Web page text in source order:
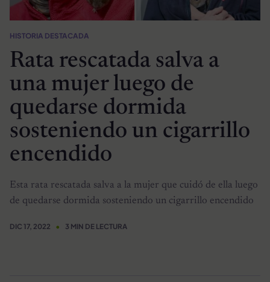
HISTORIA DESTACADA
Rata rescatada salva a
una mujer luego de
quedarse dormida
sosteniendo un cigarrillo
encendido
Esta rata rescatada salva a la mujer que cuidó de ella luego
de quedarse dormida sosteniendo un cigarrillo encendido
DIC 17, 2022 3 MIN DE LECTURA